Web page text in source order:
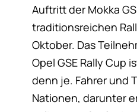
Auftritt der Mokka
traditionsreichen
Oktober. Das
Opel GSE Rally Cup
denn je. Fahrer und
Nationen, darunter